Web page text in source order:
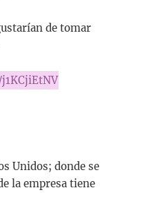
de tomar
Unidos; donde se
la empresa tiene